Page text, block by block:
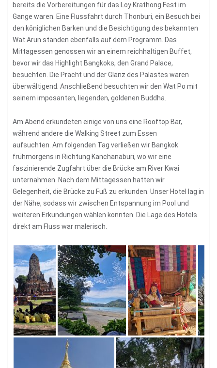
bereits die Vorbereitungen für das Loy Krathong Fest im
Gange waren. Eine Flussfahrt durch Thonburi, ein Besuch bei
den königlichen Barken und die Besichtigung des bekannten
Wat Arun standen ebenfalls auf dem Programm. Das
Mittagessen genossen wir an einem reichhaltigen Buffet,
bevor wir das Highlight Bangkoks, den Grand Palace,
besuchten. Die Pracht und der Glanz des Palastes waren
überwältigend. Anschließend besuchten wir den Wat Po mit
seinem imposanten, liegenden, goldenen Buddha.
Am Abend erkundeten einige von uns eine Rooftop Bar,
während andere die Walking Street zum Essen
aufsuchten. Am folgenden Tag verließen wir Bangkok
frühmorgens in Richtung Kanchanaburi, wo wir eine
faszinierende Zugfahrt über die Brücke am River Kwai
unternahmen. Nach dem Mittagessen hatten wir
Gelegenheit, die Brücke zu Fuß zu erkunden. Unser Hotel lag in
der Nähe, sodass wir zwischen Entspannung im Pool und
weiteren Erkundungen wählen konnten. Die Lage des Hotels
direkt am Fluss war malerisch.